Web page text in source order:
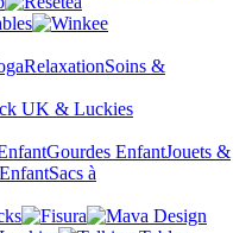
RelaxationSoins &
Gourdes EnfantJouets &
Sacs à